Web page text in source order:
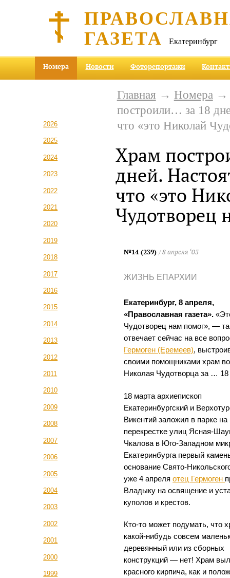
ГАЗЕТА Екатеринбург
Номера Новости Фоторепортажи
2026
2025
2024
2023
2022
2021
2020
2019
2018
2017
2016
2015
2014
2013
2012
2011
2010
2009
2008
2007
2006
2005
2004
2003
2002
2001
2000
1999
Главная → Номера
построили… за 18
что «это Николай
Храм
дней.
что «это
Чудотворец
№14 (239) / 8 апреля ‘03
ЖИЗНЬ ЕПАРХИИ
Екатеринбург, 8 апреля,
«Православная газета».
Чудотворец нам помог», —
отвечает сейчас на все
Гермоген (Еремеев),
своими помощниками храм
Николая Чудотворца за … 18
18 марта архиепископ
Екатеринбургский и
Викентий заложил в парке на
перекрестке улиц Ясная-
Чкалова в Юго-Западном
Екатеринбурга первый
основание Свято-
уже 4 апреляотец Гермоген
Владыку на освящение и
куполов и крестов.
Кто-то может подумать, что
какой-нибудь совсем
деревянный или из сборных
конструкций — нет! Храм
красного кирпича, как и